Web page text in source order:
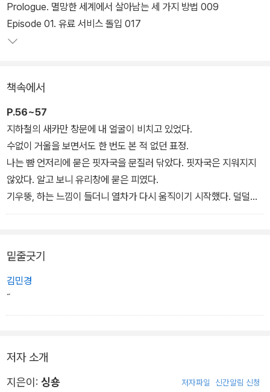
페이퍼백 에디션이 기존 전자책과의 연계성, 독서의 편의성 등을 우
선시한 만듦새였다면 양장본은 고급스러운 완성도와 묵직함을 자랑
특히 3권에는 처음 공개되는 외전 '보물찾기'를 수록했다.
Prologue. 멸망한 세계에서 살아남는 세 가지 방법 009
Episode 01. 유료 서비스 돌입 017
책속에서
P.56~57
지하철의 새카만 창문에 내 얼굴이 비치고 있었다.
수없이 거울을 보면서도 한 번도 본 적 없던 표정.
나는 뺨 언저리에 묻은 핏자국을 문질러 닦았다. 핏자국은 지워지지
않았다. 알고 보니 유리창에 묻은 피였다.
기우뚱, 하는 느낌이 들더니 열차가 다시 움직이기 시작했다. 덜덜덜
소리를 내며 달리는 열차. 곧 빛이 들이치며 창문에서 어둠이 밀려났
아아.
누군가가 벅차오르는 신음을 흘렸다. 살았다, 하는 깊은 안도가 느껴
지는 신음이었다. 하지만 그 신음의 의미가 바뀌기까지는 그리 오랜
시간이 걸리지 않았다.
포연과 먼지 속 폐허가 된 시내.
무너진 한강의 대교들.
밑줄긋기
김민경
˝
저자 소개
지은이: 싱숑 저자파일 신간알림 신청